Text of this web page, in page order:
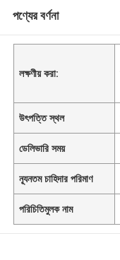
পণ্যের বর্ণনা
লক্ষণীয় করা:
উৎপত্তি স্থল
ডেলিভারি সময়
ন্যূনতম চাহিদার পরিমাণ
পরিচিতিমুলক নাম